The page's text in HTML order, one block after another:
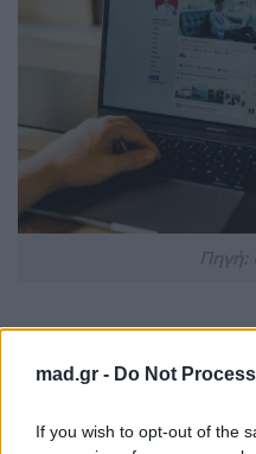
mad.gr - Do Not
If you wish to opt-out of the
Η αλήθεια είναι πως το
από την
Μερικές πιο